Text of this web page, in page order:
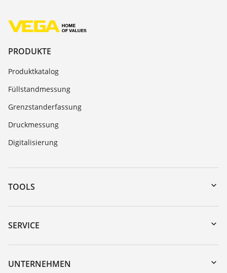
PRODUKTE
Produktkatalog
Füllstandmessung
Grenzstanderfassung
Druckmessung
Digitalisierung
TOOLS
Download-Center
Gerätesuche (Seriennummer)
DTM Collection/PACTware
SERVICE
Geräterücksendung
Trainings
UNTERNEHMEN